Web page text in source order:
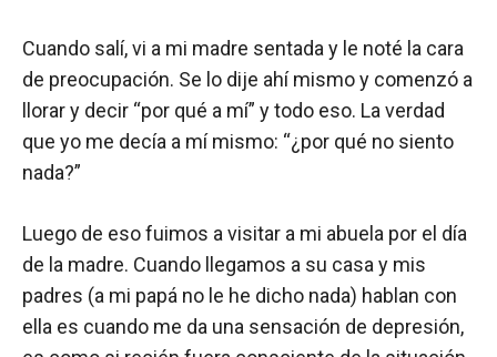
Cuando salí, vi a mi madre sentada y le noté la cara
de preocupación. Se lo dije ahí mismo y comenzó a
llorar y decir “por qué a mí” y todo eso. La verdad
que yo me decía a mí mismo: “¿por qué no siento
nada?”
Luego de eso fuimos a visitar a mi abuela por el día
de la madre. Cuando llegamos a su casa y mis
padres (a mi papá no le he dicho nada) hablan con
ella es cuando me da una sensación de depresión,